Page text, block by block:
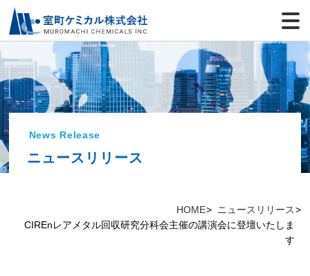
HOME
ニュースリリース
CIREnレアメタル回収研究分科会主催の講演会に登壇いたしま
す
News Release
ニュースリリース